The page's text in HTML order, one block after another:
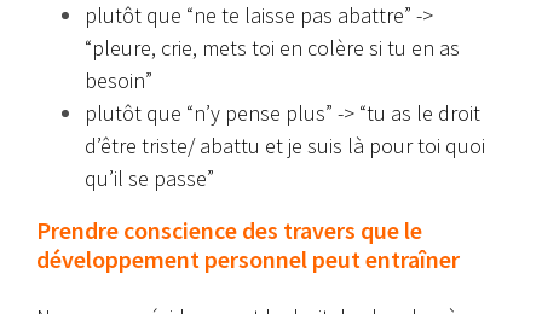
plutôt que “ne te laisse pas abattre” ->
“pleure, crie, mets toi en colère si tu en as
besoin”
plutôt que “n’y pense plus” -> “tu as le droit
d’être triste/ abattu et je suis là pour toi quoi
qu’il se passe”
Prendre conscience des travers que le
développement personnel peut entraîner